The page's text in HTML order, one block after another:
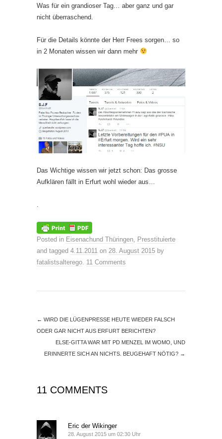
Was für ein grandioser Tag… aber ganz und gar
nicht überraschend.
Für die Details könnte der Herr Frees sorgen… so
in 2 Monaten wissen wir dann mehr
Das Wichtige wissen wir jetzt schon: Das grosse
Aufklären fällt in Erfurt wohl wieder aus…
Posted in Eisenachund Thüringen
Presstituierte
and tagged 4.11.2011 on 28. August 2015 by
fatalistsalterego 11 Comments
← WIRD DIE LÜGENPRESSE HEUTE WIEDER FALSCH
ODER GAR NICHT AUS ERFURT BERICHTEN?
ELSE-GITTA WAR MIT PD MENZEL IM WOMO, UND
ERINNERTE SICH AN NICHTS. BEUGEHAFT NÖTIG? →
11 COMMENTS
Eric der Wikinger
28. August 2015 um 02:30 Uhr